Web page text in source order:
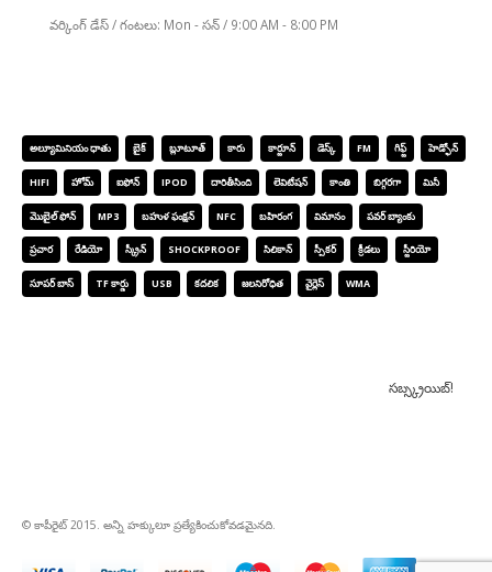
వర్కింగ్ డేస్ / గంటలు: Mon - సన్ / 9:00 AM - 8:00 PM
అల్యూమినియం ధాతు బైక్ బ్లూటూత్ కారు కార్టూన్ డెస్క్ FM గిఫ్ట్ హెడ్ఫోన్
HIFI హోమ్ ఐఫోన్ IPOD దారితీసింది లెవిటేషన్ కాంతి బిగ్గరగా మినీ
మొబైల్ ఫోన్ MP3 బహుళ ఫంక్షన్ NFC బహిరంగ విమానం పవర్ బ్యాంకు
ప్రచార రేడియో స్క్రీన్ SHOCKPROOF సిలికాన్ స్పీకర్ క్రీడలు స్టీరియో
సూపర్ బాస్ TF కార్డు USB కదలిక జలనిరోధిత వైర్లెస్ WMA
© కాపీరైట్ 2015. అన్ని హక్కులూ ప్రత్యేకించుకోవడమైనది.